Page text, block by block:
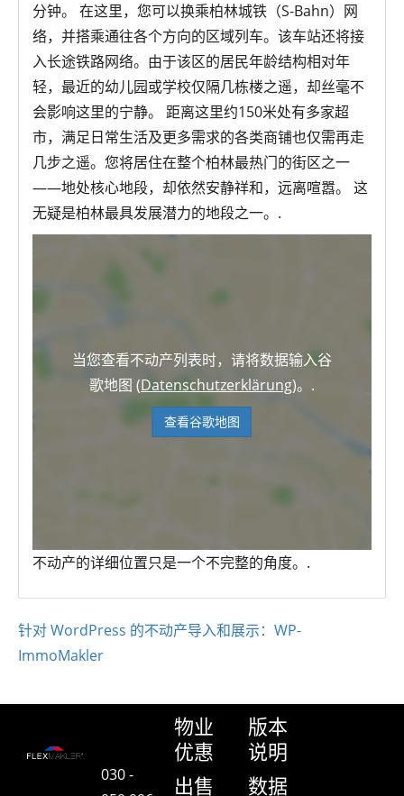
分钟。 在这里，您可以换乘柏林城铁（S-Bahn）网
络，并搭乘通往各个方向的区域列车。该车站还将接
入长途铁路网络。由于该区的居民年龄结构相对年
轻，最近的幼儿园或学校仅隔几栋楼之遥，却丝毫不
会影响这里的宁静。 距离这里约150米处有多家超
市，满足日常生活及更多需求的各类商铺也仅需再走
几步之遥。您将居住在整个柏林最热门的街区之一
——地处核心地段，却依然安静祥和，远离喧嚣。 这
无疑是柏林最具发展潜力的地段之一。.
当您查看不动产列表时，请将数据输入谷
歌地图 (Datenschutzerklärung)。.
查看谷歌地图
不动产的详细位置只是一个不完整的角度。.
针对 WordPress 的不动产导入和展示：WP-
ImmoMakler
030 -
物业
优惠
出售
版本
说明
数据